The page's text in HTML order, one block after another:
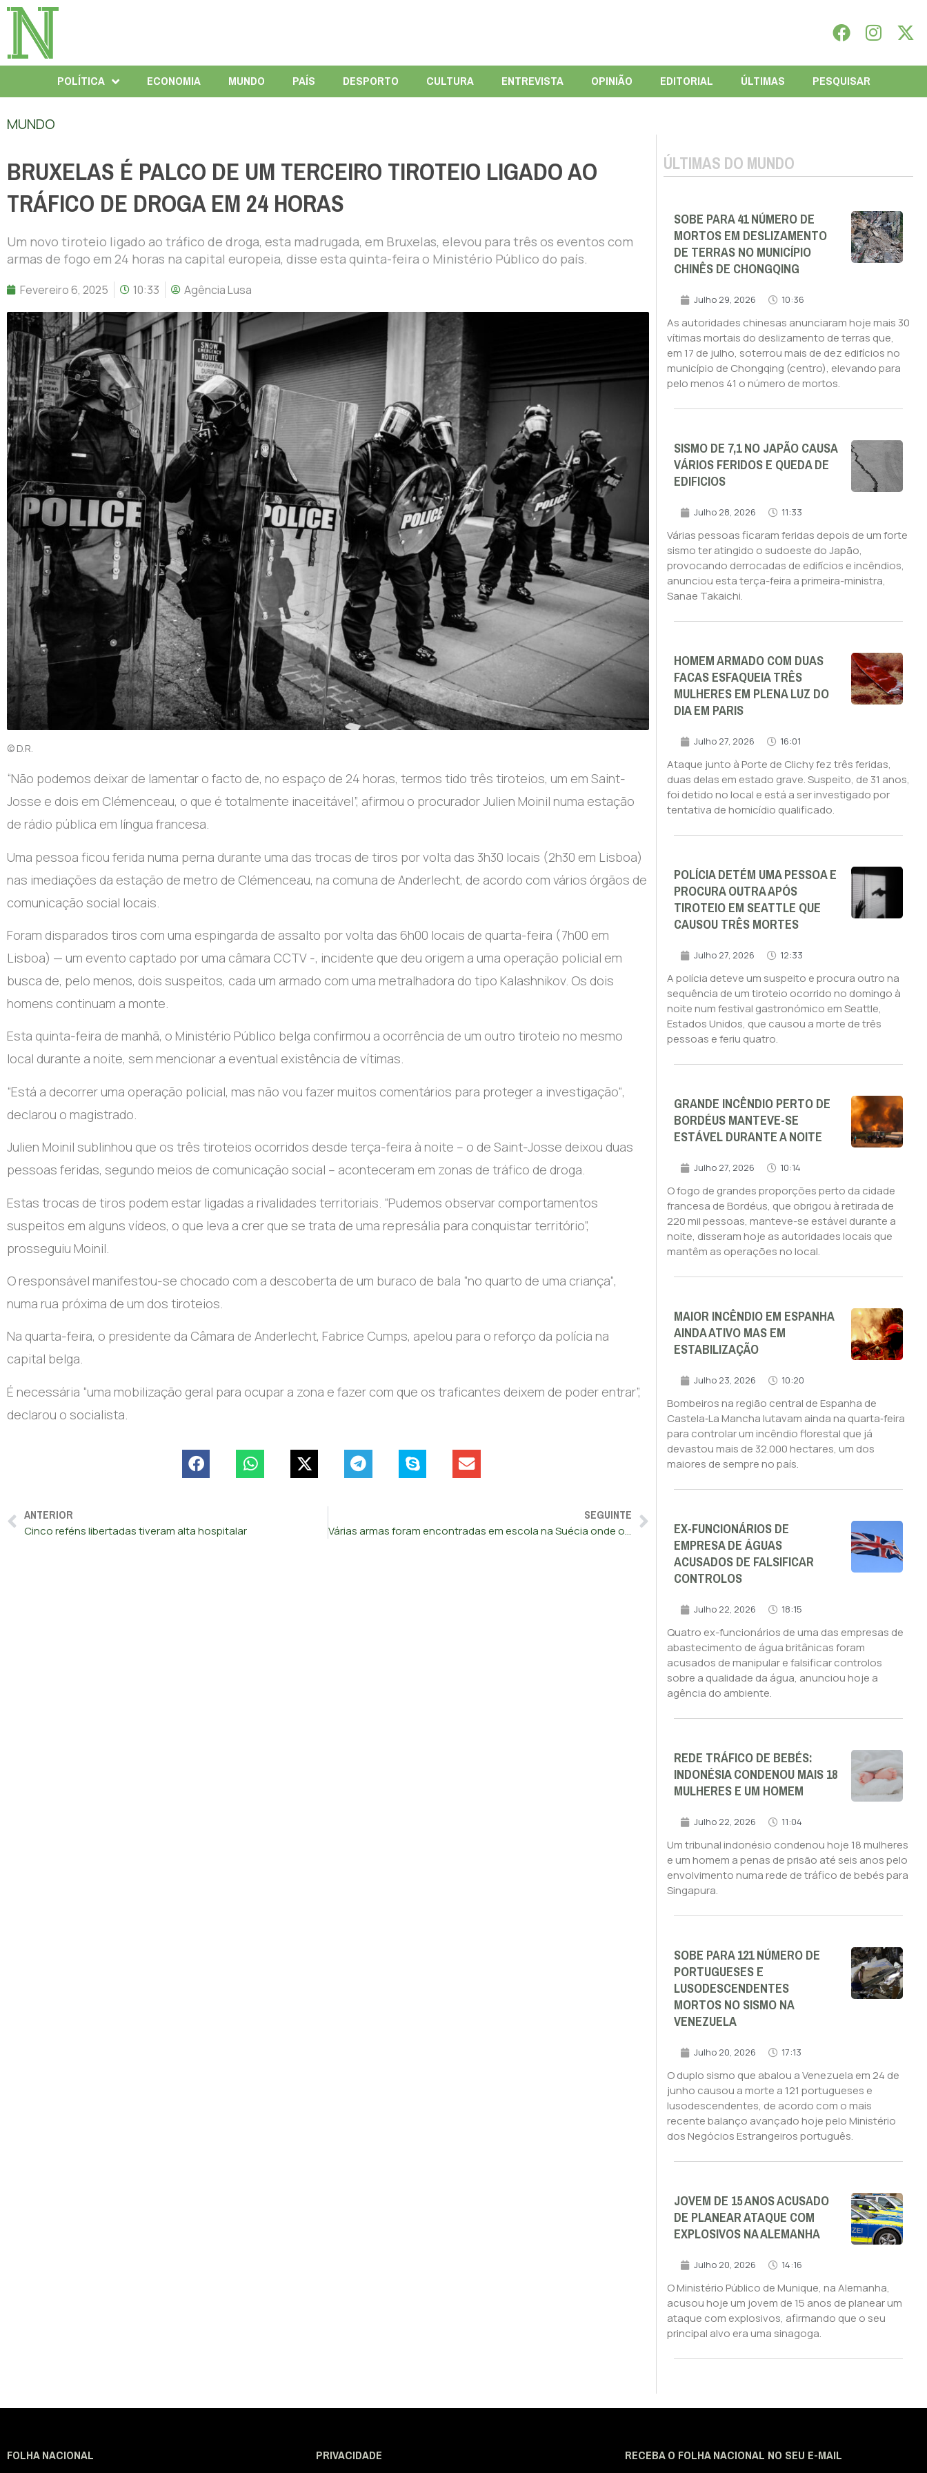
POLÍTICA ECONOMIA MUNDO PAÍS DESPORTO CULTURA ENTREVISTA OPINIÃO EDITORIAL ÚLTIMAS PESQUISAR
MUNDO
BRUXELAS É PALCO DE UM TERCEIRO TIROTEIO LIGADO AO
TRÁFICO DE DROGA EM 24 HORAS
Um novo tiroteio ligado ao tráfico de droga, esta madrugada, em Bruxelas, elevou para três os eventos com
armas de fogo em 24 horas na capital europeia, disse esta quinta-feira o Ministério Público do país.
Fevereiro 6, 2025 10:33 Agência Lusa
© D.R.
“Não podemos deixar de lamentar o facto de, no espaço de 24 horas, termos tido três tiroteios, um em Saint-
Josse e dois em Clémenceau, o que é totalmente inaceitável”, afirmou o procurador Julien Moinil numa estação
de rádio pública em língua francesa.
Uma pessoa ficou ferida numa perna durante uma das trocas de tiros por volta das 3h30 locais (2h30 em Lisboa)
nas imediações da estação de metro de Clémenceau, na comuna de Anderlecht, de acordo com vários órgãos de
comunicação social locais.
Foram disparados tiros com uma espingarda de assalto por volta das 6h00 locais de quarta-feira (7h00 em
Lisboa) — um evento captado por uma câmara CCTV -, incidente que deu origem a uma operação policial em
busca de, pelo menos, dois suspeitos, cada um armado com uma metralhadora do tipo Kalashnikov. Os dois
homens continuam a monte.
Esta quinta-feira de manhã, o Ministério Público belga confirmou a ocorrência de um outro tiroteio no mesmo
local durante a noite, sem mencionar a eventual existência de vítimas.
“Está a decorrer uma operação policial, mas não vou fazer muitos comentários para proteger a investigação“,
declarou o magistrado.
Julien Moinil sublinhou que os três tiroteios ocorridos desde terça-feira à noite – o de Saint-Josse deixou duas
pessoas feridas, segundo meios de comunicação social – aconteceram em zonas de tráfico de droga.
Estas trocas de tiros podem estar ligadas a rivalidades territoriais. “Pudemos observar comportamentos
suspeitos em alguns vídeos, o que leva a crer que se trata de uma represália para conquistar território”,
prosseguiu Moinil.
O responsável manifestou-se chocado com a descoberta de um buraco de bala “no quarto de uma criança“,
numa rua próxima de um dos tiroteios.
Na quarta-feira, o presidente da Câmara de Anderlecht, Fabrice Cumps, apelou para o reforço da polícia na
capital belga.
É necessária “uma mobilização geral para ocupar a zona e fazer com que os traficantes deixem de poder entrar”,
declarou o socialista.
ANTERIOR
Cinco reféns libertadas tiveram alta hospitalar
SEGUINTE
Várias armas foram encontradas em escola na Suécia onde ocorreu um tiroteio
ÚLTIMAS DO MUNDO
SOBE PARA 41 NÚMERO DE
MORTOS EM DESLIZAMENTO
DE TERRAS NO MUNICÍPIO
CHINÊS DE CHONGQING
Julho 29, 2026 10:36
As autoridades chinesas anunciaram hoje mais 30
vítimas mortais do deslizamento de terras que,
em 17 de julho, soterrou mais de dez edifícios no
município de Chongqing (centro), elevando para
pelo menos 41 o número de mortos.
SISMO DE 7,1 NO JAPÃO CAUSA
VÁRIOS FERIDOS E QUEDA DE
EDIFICIOS
Julho 28, 2026 11:33
Várias pessoas ficaram feridas depois de um forte
sismo ter atingido o sudoeste do Japão,
provocando derrocadas de edifícios e incêndios,
anunciou esta terça-feira a primeira-ministra,
Sanae Takaichi.
HOMEM ARMADO COM DUAS
FACAS ESFAQUEIA TRÊS
MULHERES EM PLENA LUZ DO
DIA EM PARIS
Julho 27, 2026 16:01
Ataque junto à Porte de Clichy fez três feridas,
duas delas em estado grave. Suspeito, de 31 anos,
foi detido no local e está a ser investigado por
tentativa de homicídio qualificado.
POLÍCIA DETÉM UMA PESSOA E
PROCURA OUTRA APÓS
TIROTEIO EM SEATTLE QUE
CAUSOU TRÊS MORTES
Julho 27, 2026 12:33
A polícia deteve um suspeito e procura outro na
sequência de um tiroteio ocorrido no domingo à
noite num festival gastronómico em Seattle,
Estados Unidos, que causou a morte de três
pessoas e feriu quatro.
GRANDE INCÊNDIO PERTO DE
BORDÉUS MANTEVE-SE
ESTÁVEL DURANTE A NOITE
Julho 27, 2026 10:14
O fogo de grandes proporções perto da cidade
francesa de Bordéus, que obrigou à retirada de
220 mil pessoas, manteve-se estável durante a
noite, disseram hoje as autoridades locais que
mantêm as operações no local.
MAIOR INCÊNDIO EM ESPANHA
AINDA ATIVO MAS EM
ESTABILIZAÇÃO
Julho 23, 2026 10:20
Bombeiros na região central de Espanha de
Castela‑La Mancha lutavam ainda na quarta‑feira
para controlar um incêndio florestal que já
devastou mais de 32.000 hectares, um dos
maiores de sempre no país.
EX-FUNCIONÁRIOS DE
EMPRESA DE ÁGUAS
ACUSADOS DE FALSIFICAR
CONTROLOS
Julho 22, 2026 18:15
Quatro ex-funcionários de uma das empresas de
abastecimento de água britânicas foram
acusados de manipular e falsificar controlos
sobre a qualidade da água, anunciou hoje a
agência do ambiente.
REDE TRÁFICO DE BEBÉS:
INDONÉSIA CONDENOU MAIS 18
MULHERES E UM HOMEM
Julho 22, 2026 11:04
Um tribunal indonésio condenou hoje 18 mulheres
e um homem a penas de prisão até seis anos pelo
envolvimento numa rede de tráfico de bebés para
Singapura.
SOBE PARA 121 NÚMERO DE
PORTUGUESES E
LUSODESCENDENTES
MORTOS NO SISMO NA
VENEZUELA
Julho 20, 2026 17:13
O duplo sismo que abalou a Venezuela em 24 de
junho causou a morte a 121 portugueses e
lusodescendentes, de acordo com o mais
recente balanço avançado hoje pelo Ministério
dos Negócios Estrangeiros português.
JOVEM DE 15 ANOS ACUSADO
DE PLANEAR ATAQUE COM
EXPLOSIVOS NA ALEMANHA
Julho 20, 2026 14:16
O Ministério Público de Munique, na Alemanha,
acusou hoje um jovem de 15 anos de planear um
ataque com explosivos, afirmando que o seu
principal alvo era uma sinagoga.
FOLHA NACIONAL PRIVACIDADE RECEBA O FOLHA NACIONAL NO SEU E-MAIL